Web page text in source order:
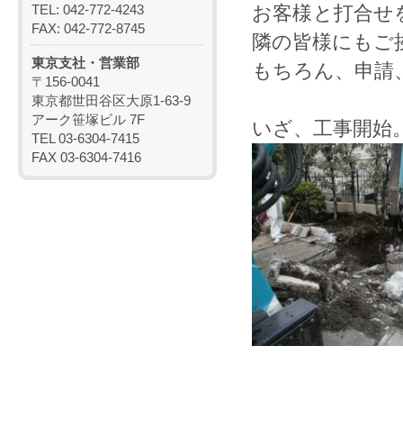
お客様と打合せ
隣の皆様にもご
もちろん、申請
いざ、工事開始
TEL: 042-772-4243
FAX: 042-772-8745
東京支社・営業部
〒156-0041
東京都世田谷区大原1-63-9
アーク笹塚ビル 7F
TEL 03-6304-7415
FAX 03-6304-7416